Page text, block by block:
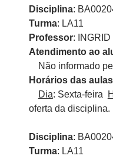
Disciplina:
Turma: LA11
Professor: INGRID
Atendimento ao
Não informado
Horários das aulas
Dia: Sexta-feira
oferta da disciplina.
Disciplina:
Turma: LA11